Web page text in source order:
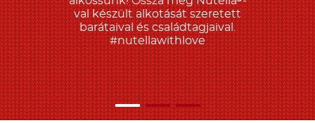
val készült alkotását szeretett
barátaival és családtagjaival.
#nutellawithlove